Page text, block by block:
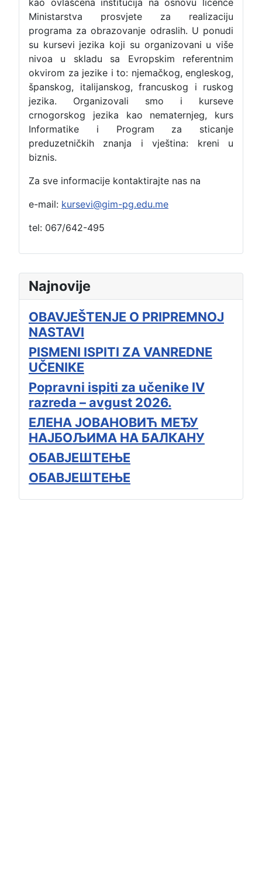
Najnovije
OBAVJEŠTENJE O PRIPREMNOJ
NASTAVI
PISMENI ISPITI ZA VANREDNE
UČENIKE
Popravni ispiti za učenike IV
razreda – avgust 2026.
ЕЛЕНА ЈОВАНОВИЋ МЕЂУ
НАЈБОЉИМА НА БАЛКАНУ
ОБАВЈЕШТЕЊЕ
ОБАВЈЕШТЕЊЕ
kao ovlašćena institucija na osnovu licence
Ministarstva prosvjete za realizaciju
programa za obrazovanje odraslih. U ponudi
su kursevi jezika koji su organizovani u više
nivoa u skladu sa Evropskim referentnim
okvirom za jezike i to: njemačkog, engleskog,
španskog, italijanskog, francuskog i ruskog
jezika. Organizovali smo i kurseve
crnogorskog jezika kao nematernjeg, kurs
Informatike i Program za sticanje
preduzetničkih znanja i vještina: kreni u
biznis.
Za sve informacije kontaktirajte nas na
e-mail: kursevi@gim-pg.edu.me
tel: 067/642-495